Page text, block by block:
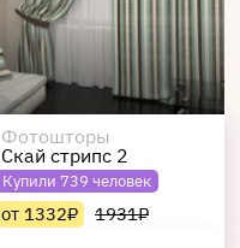
Фотошторы
Скай стрипс 2
Купили 739 человек
от 1332₽ 1931₽